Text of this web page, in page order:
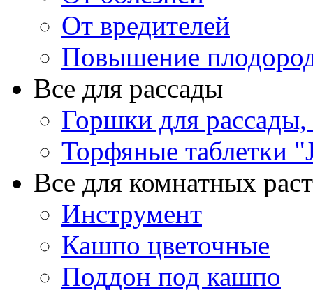
От вредителей
Повышение
Все для рассады
Горшки для рассады,
Торфяные таблетки
Все для комнатных
Инструмент
Кашпо цветочные
Поддон под кашпо